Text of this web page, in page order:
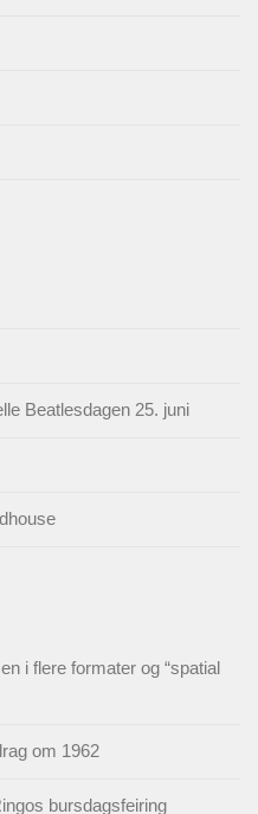
Beatlesdagen 25. juni
i flere formater og “spatial
om 1962
bursdagsfeiring